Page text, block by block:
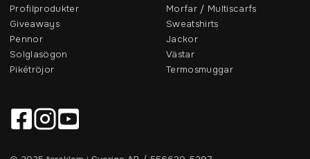
Profilprodukter
Giveaways
Pennor
Solglasögon
Pikétröjor
Morfar / Multiscarfs
Sweatshirts
Jackor
Västar
Termosmuggar